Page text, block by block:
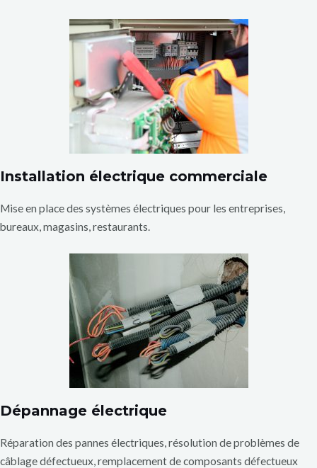
Installation électrique commerciale
Mise en place des systèmes électriques pour les entreprises,
bureaux, magasins, restaurants.
Dépannage électrique
Réparation des pannes électriques, résolution de problèmes de
câblage défectueux, remplacement de composants défectueux